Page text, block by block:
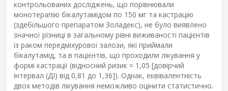
контрольованих досліджень, що порівнювали
монотерапію бікалутамідом по 150 мг та кастрацію
(здебільшого препаратом Золадекс), не було виявлено
значної різниці в загальному рівні виживаності пацієнтів
із раком передміхурової залози, які приймали
бікалутамід, та в пацієнтів, що проходили лікування у
формі кастрації (відносний ризик = 1,05 [довірчий
інтервал (ДІ) від 0,81 до 1,36]). Однак, еквівалентність
двох методів лікування неможливо оцінити статистично.